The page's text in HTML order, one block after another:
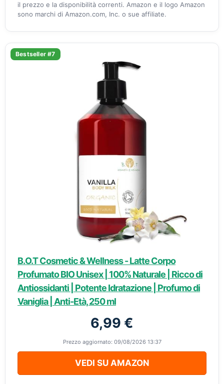
il prezzo e la disponibilità correnti. Amazon e il logo Amazon
sono marchi di Amazon.com, Inc. o sue affiliate.
Bestseller #7
B.O.T Cosmetic & Wellness - Latte Corpo
Profumato BIO Unisex | 100% Naturale | Ricco di
Antiossidanti | Potente Idratazione | Profumo di
Vaniglia | Anti-Età, 250 ml
6,99 €
Prezzo aggiornato: 09/08/2026 13:37
VEDI SU AMAZON